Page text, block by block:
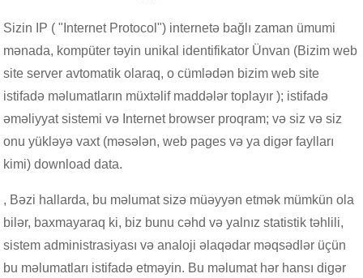
Sizin IP ( "Internet Protocol") internetə bağlı zaman ümumi
mənada, kompüter təyin unikal identifikator Ünvan (Bizim web
site server avtomatik olaraq, o cümlədən bizim web site
istifadə məlumatların müxtəlif maddələr toplayır ); istifadə
əməliyyat sistemi və Internet browser proqram; və siz və siz
onu yükləyə vaxt (məsələn, web pages və ya digər faylları
kimi) download data.
, Bəzi hallarda, bu məlumat sizə müəyyən etmək mümkün ola
bilər, baxmayaraq ki, biz bunu cəhd və yalnız statistik təhlili,
sistem administrasiyası və analoji əlaqədar məqsədlər üçün
bu məlumatları istifadə etməyin. Bu məlumat hər hansı digər